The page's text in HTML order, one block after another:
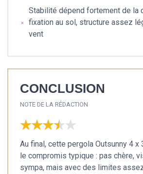
Stabilité dépend fortement de la
fixation au sol, structure assez
vent
CONCLUSION
NOTE DE LA RÉDACTION
★★★★★
★★★★★
Au final, cette pergola Outsunny 4 x
le compromis typique : pas chère,
sympa, mais avec des limites